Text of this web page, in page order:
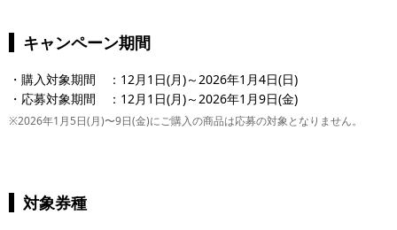
キャンペーン期間
・購入対象期間 ：12月1日(月)～2026年1月4日(日)
・応募対象期間 ：12月1日(月)～2026年1月9日(金)
※2026年1月5日(月)〜9日(金)にご購入の商品は応募の対象となりません。
対象券種